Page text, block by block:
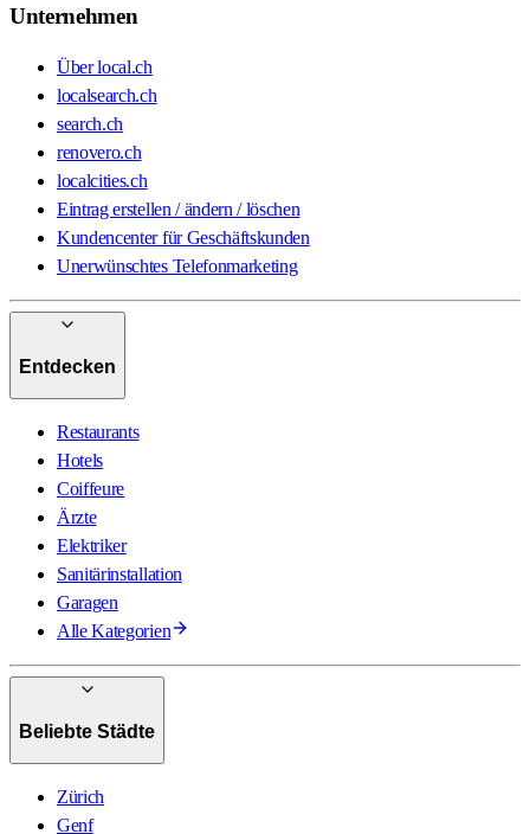
Unternehmen
Über local.ch
localsearch.ch
search.ch
renovero.ch
localcities.ch
Eintrag erstellen / ändern / löschen
Kundencenter für Geschäftskunden
Unerwünschtes Telefonmarketing
Entdecken
Restaurants
Hotels
Coiffeure
Ärzte
Elektriker
Sanitärinstallation
Garagen
Alle Kategorien
Beliebte Städte
Zürich
Genf